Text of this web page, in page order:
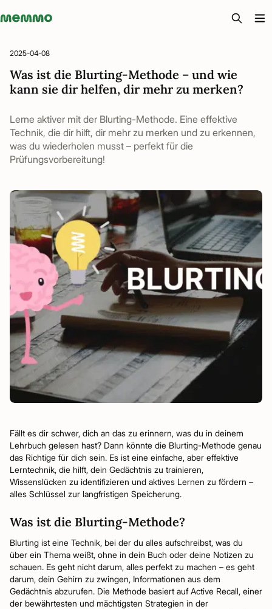
Memmo - AI-verktyg och digital kurslitteratur
2025-04-08
Was ist die Blurting-Methode – und wie
kann sie dir helfen, dir mehr zu merken?
Lerne aktiver mit der Blurting-Methode. Eine effektive
Technik, die dir hilft, dir mehr zu merken und zu erkennen,
was du wiederholen musst – perfekt für die
Prüfungsvorbereitung!
Fällt es dir schwer, dich an das zu erinnern, was du in deinem
Lehrbuch gelesen hast? Dann könnte die Blurting-Methode genau
das Richtige für dich sein. Es ist eine einfache, aber effektive
Lerntechnik, die hilft, dein Gedächtnis zu trainieren,
Wissenslücken zu identifizieren und aktives Lernen zu fördern –
alles Schlüssel zur langfristigen Speicherung.
Was ist die Blurting-Methode?
Blurting ist eine Technik, bei der du alles aufschreibst, was du
über ein Thema weißt, ohne in dein Buch oder deine Notizen zu
schauen. Es geht nicht darum, alles perfekt zu machen – es geht
darum, dein Gehirn zu zwingen, Informationen aus dem
Gedächtnis abzurufen. Die Methode basiert auf Active Recall, einer
der bewährtesten und mächtigsten Strategien in der